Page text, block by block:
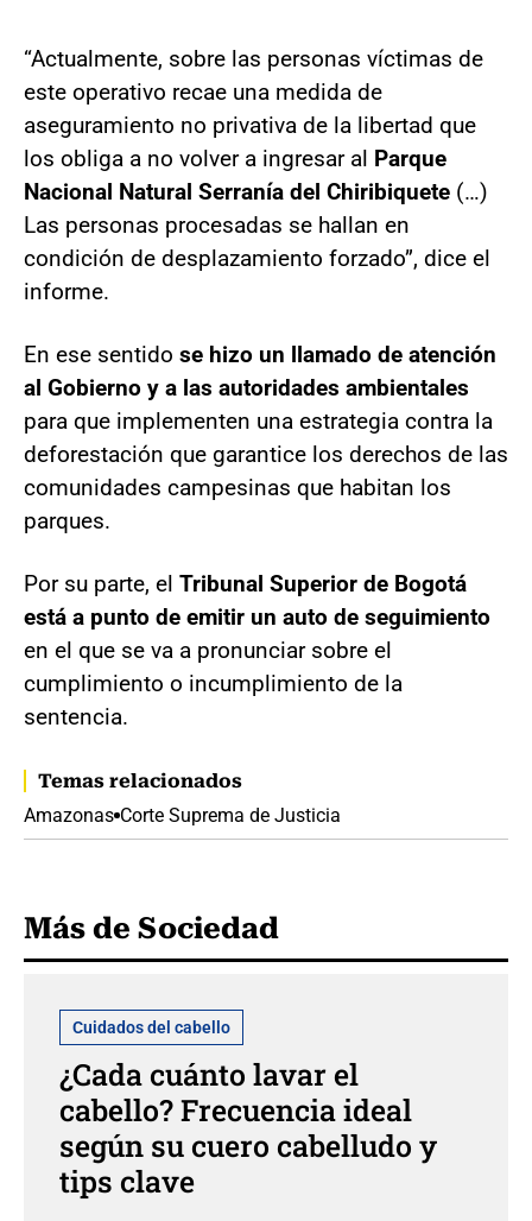
“Actualmente, sobre las personas víctimas de
este operativo recae una medida de
aseguramiento no privativa de la libertad que
los obliga a no volver a ingresar al Parque
Nacional Natural Serranía del Chiribiquete (…)
Las personas procesadas se hallan en
condición de desplazamiento forzado”, dice el
informe.
En ese sentido se hizo un llamado de atención
al Gobierno y a las autoridades ambientales
para que implementen una estrategia contra la
deforestación que garantice los derechos de las
comunidades campesinas que habitan los
parques.
Por su parte, el Tribunal Superior de Bogotá
está a punto de emitir un auto de seguimiento
en el que se va a pronunciar sobre el
cumplimiento o incumplimiento de la
sentencia.
Temas relacionados
Amazonas Corte Suprema de Justicia
Más de Sociedad
Cuidados del cabello
¿Cada cuánto lavar el
cabello? Frecuencia ideal
según su cuero cabelludo y
tips clave